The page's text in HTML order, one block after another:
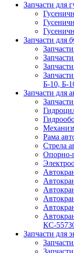
Запчасти для
Запчасти для
Б-10, Б-
Запчасти для
Рама
Стрела
Опорно-
КС-
Запчасти для